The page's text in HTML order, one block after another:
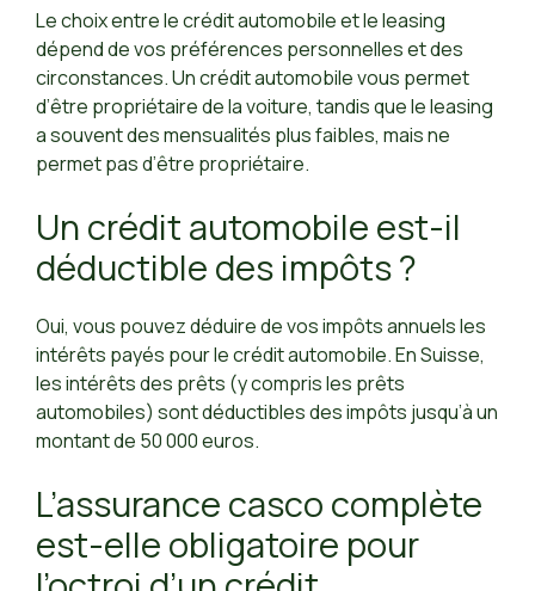
Le choix entre le crédit automobile et le leasing
dépend de vos préférences personnelles et des
circonstances. Un crédit automobile vous permet
d’être propriétaire de la voiture, tandis que le leasing
a souvent des mensualités plus faibles, mais ne
permet pas d’être propriétaire.
Un crédit automobile est-il
déductible des impôts ?
Oui, vous pouvez déduire de vos impôts annuels les
intérêts payés pour le crédit automobile. En Suisse,
les intérêts des prêts (y compris les prêts
automobiles) sont déductibles des impôts jusqu’à un
montant de 50 000 euros.
L’assurance casco complète
est-elle obligatoire pour